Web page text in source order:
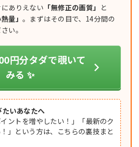
ありえない 「無修正の画質」 と
熱量」。まずはその目で、14分間の
い。
円分タダで覗いて
みる ✨
いあなたへ
イントを増やしたい！」「最新のク
」という方は、こちらの裏技まと